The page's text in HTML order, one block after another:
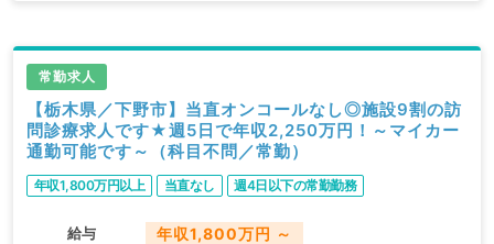
常勤求人
【栃木県／下野市】当直オンコールなし◎施設9割の訪
問診療求人です★週5日で年収2,250万円！～マイカー
通勤可能です～（科目不問／常勤）
年収1,800万円以上 当直なし 週4日以下の常勤勤務
給与 年収1,800万円 ～